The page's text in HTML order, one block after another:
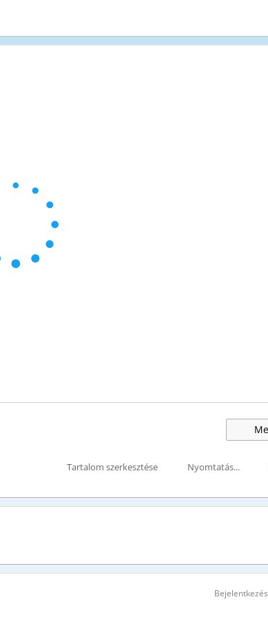
Tartalom szerkesztése Nyomtatás...